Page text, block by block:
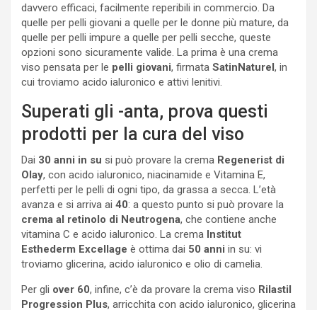
davvero efficaci, facilmente reperibili in commercio. Da
quelle per pelli giovani a quelle per le donne più mature, da
quelle per pelli impure a quelle per pelli secche, queste
opzioni sono sicuramente valide. La prima è una crema
viso pensata per le pelli giovani, firmata SatinNaturel, in
cui troviamo acido ialuronico e attivi lenitivi.
Superati gli -anta, prova questi
prodotti per la cura del viso
Dai 30 anni in su si può provare la crema Regenerist di
Olay, con acido ialuronico, niacinamide e Vitamina E,
perfetti per le pelli di ogni tipo, da grassa a secca. L’età
avanza e si arriva ai 40: a questo punto si può provare la
crema al retinolo di Neutrogena, che contiene anche
vitamina C e acido ialuronico. La crema Institut
Esthederm Excellage è ottima dai 50 anni in su: vi
troviamo glicerina, acido ialuronico e olio di camelia.
Per gli over 60, infine, c’è da provare la crema viso Rilastil
Progression Plus, arricchita con acido ialuronico, glicerina